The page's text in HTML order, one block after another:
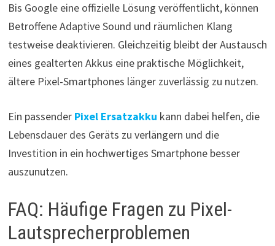
Bis Google eine offizielle Lösung veröffentlicht, können
Betroffene Adaptive Sound und räumlichen Klang
testweise deaktivieren. Gleichzeitig bleibt der Austausch
eines gealterten Akkus eine praktische Möglichkeit,
ältere Pixel-Smartphones länger zuverlässig zu nutzen.
Ein passender Pixel Ersatzakku kann dabei helfen, die
Lebensdauer des Geräts zu verlängern und die
Investition in ein hochwertiges Smartphone besser
auszunutzen.
FAQ: Häufige Fragen zu Pixel-
Lautsprecherproblemen